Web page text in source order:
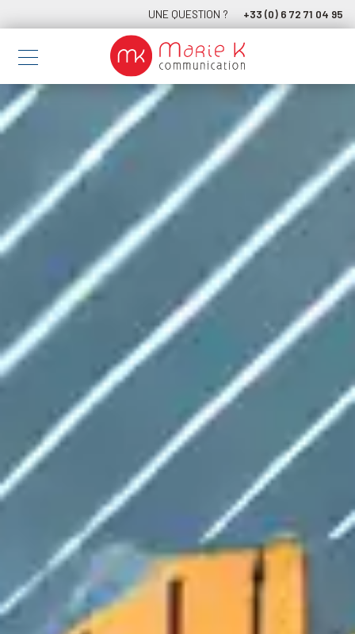
UNE QUESTION ? +33 (0) 6 72 71 04 95